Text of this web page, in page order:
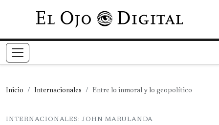
Pasar al contenido principal
Inicio Internacionales Entre lo inmoral y lo geopolítico
INTERNACIONALES: JOHN MARULANDA